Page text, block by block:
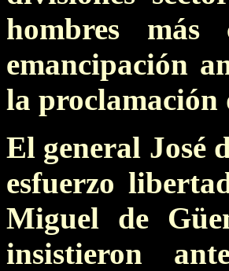
hombres
emancipación
la proclamación
El general José
esfuerzo
Miguel de
insistieron